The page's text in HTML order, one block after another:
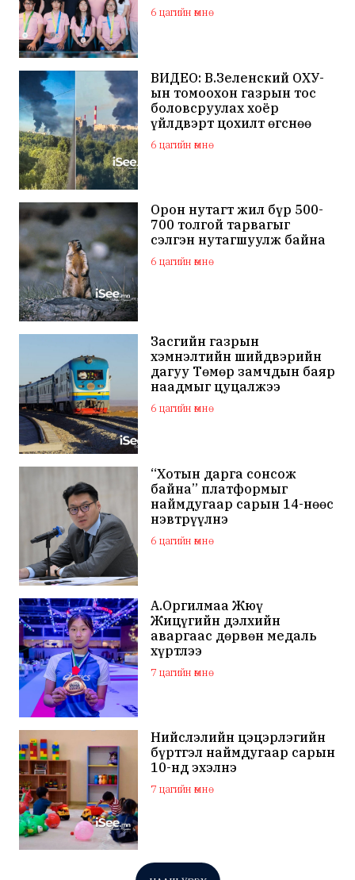
6 цагийн өмнө
ВИДЕО: В.Зеленский ОХУ-
ын томоохон газрын тос
боловсруулах хоёр
үйлдвэрт цохилт өгснөө
мэдэгдлээ
6 цагийн өмнө
Орон нутагт жил бүр 500-
700 толгой тарвагыг
сэлгэн нутагшуулж байна
6 цагийн өмнө
Засгийн газрын
хэмнэлтийн шийдвэрийн
дагуу Төмөр замчдын баяр
наадмыг цуцалжээ
6 цагийн өмнө
“Хотын дарга сонсож
байна” платформыг
наймдугаар сарын 14-нөөс
нэвтрүүлнэ
6 цагийн өмнө
А.Оргилмаа Жюү
Жицүгийн дэлхийн
аваргаас дөрвөн медаль
хүртлээ
7 цагийн өмнө
Нийслэлийн цэцэрлэгийн
бүртгэл наймдугаар сарын
10-нд эхэлнэ
7 цагийн өмнө